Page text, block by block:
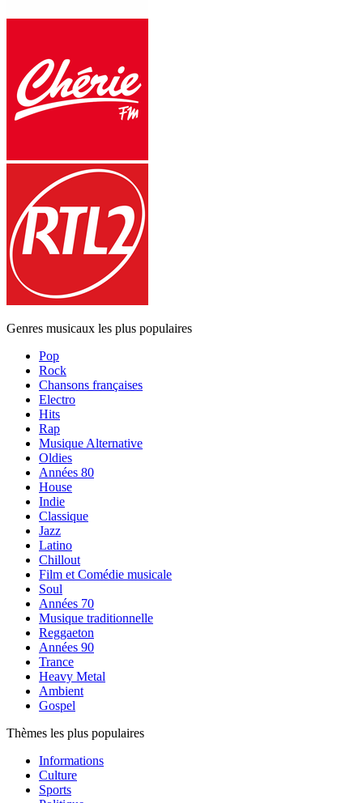
Genres musicaux les plus populaires
Pop
Rock
Chansons françaises
Electro
Hits
Rap
Musique Alternative
Oldies
Années 80
House
Indie
Classique
Jazz
Latino
Chillout
Film et Comédie musicale
Soul
Années 70
Musique traditionnelle
Reggaeton
Années 90
Trance
Heavy Metal
Ambient
Gospel
Thèmes les plus populaires
Informations
Culture
Sports